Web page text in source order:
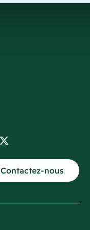
Contactez-nous